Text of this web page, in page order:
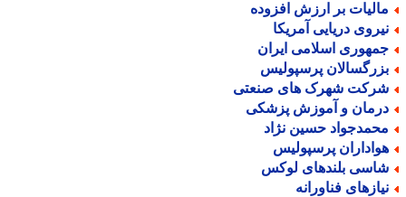
بر ارزش افزوده
دریایی آمریکا
اسلامی ایران
پرسپولیس
شهرک های صنعتی
و آموزش پزشکی
حسین نژاد
پرسپولیس
بلندهای لوکس
فناورانه